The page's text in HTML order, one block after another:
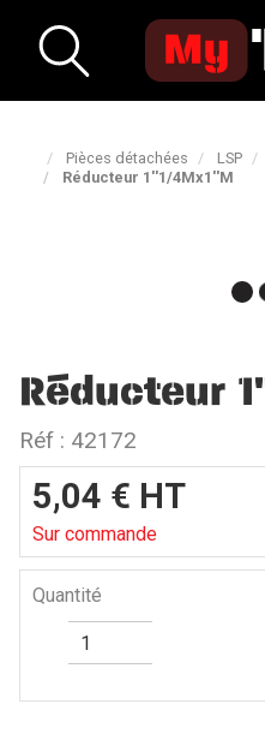
Pièces détachées LSP
Réducteur 1''1/4Mx1''M
Réducteur
Réf : 42172
5,04 € HT
Sur commande
Quantité